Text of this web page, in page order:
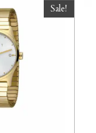
Sale!